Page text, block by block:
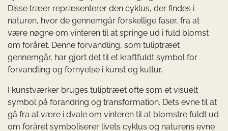
Disse træer repræsenterer den cyklus, der findes i
naturen, hvor de gennemgår forskellige faser, fra at
være nøgne om vinteren til at springe ud i fuld blomst
om foråret. Denne forvandling, som tuliptræet
gennemgår, har gjort det til et kraftfuldt symbol for
forvandling og fornyelse i kunst og kultur.
I kunstværker bruges tuliptræet ofte som et visuelt
symbol på forandring og transformation. Dets evne til at
gå fra at være i dvale om vinteren til at blomstre fuldt ud
om foråret symboliserer livets cyklus og naturens evne